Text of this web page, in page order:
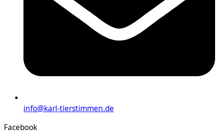
info@karl-tierstimmen.de
Facebook